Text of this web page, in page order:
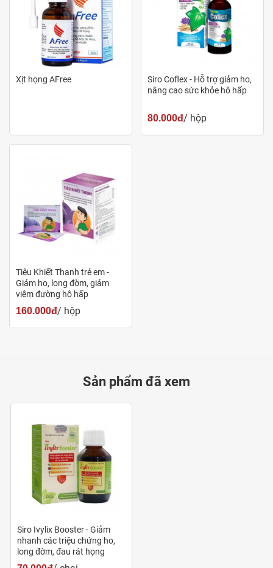
Liều dùng - cách dùng
Cách dùng:
Lắc đều trước khi sử dụng.
chứng.
Có thể sử dụng cùng các đợt điều trị kháng sinh.
Trẻ em từ 2 – 6 tuổi: 10ml/lần x 2 lần/ngày.
Trẻ em từ 7 – 12 tuổi: 10mk/lần x 3 lần/ngày.
Trẻ em trên 12 tuổi và người lớn: 20ml/lần x 2
lần/ngày.
Ưu điểm nổi bật
Chất lượng:Được sản xuất bởi Công ty dược phẩm
trình được quản lý nghiêm ngặt từ đầu khâu nguyên
liệu cho đến thành phẩm cuối cùng nên đảm bảo tốt
Xịt họng AFree
Siro Coflex - Hỗ trợ giảm ho,
nâng cao sức khỏe hô hấp
80.000đ/ hộp
Tiêu Khiết Thanh trẻ em -
Giảm ho, long đờm, giảm
viêm đường hô hấp
160.000đ/ hộp
Sản phẩm đã xem
Siro Ivylix Booster - Giảm
nhanh các triệu chứng ho,
long đờm, đau rát họng